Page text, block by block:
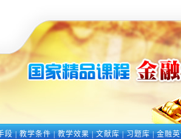
段|教学条件|教学效果|文献库|习题库|金融